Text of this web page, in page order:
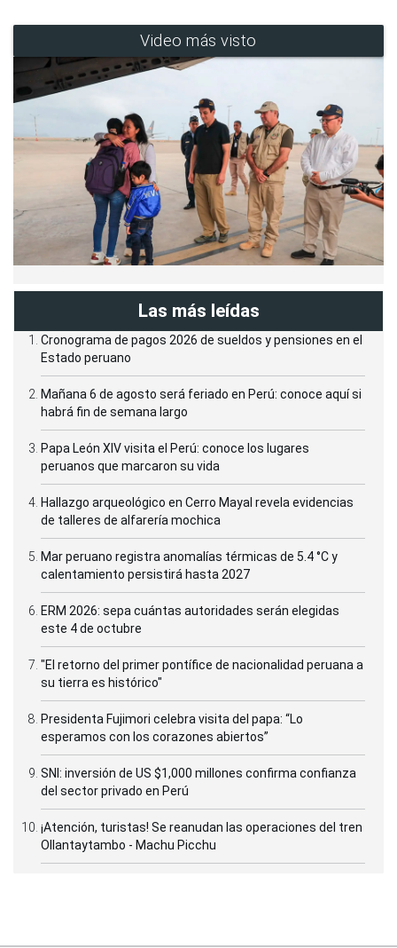
Video más visto
Las más leídas
Cronograma de pagos 2026 de sueldos y pensiones en el
Estado peruano
Mañana 6 de agosto será feriado en Perú: conoce aquí si
habrá fin de semana largo
Papa León XIV visita el Perú: conoce los lugares
peruanos que marcaron su vida
Hallazgo arqueológico en Cerro Mayal revela evidencias
de talleres de alfarería mochica
Mar peruano registra anomalías térmicas de 5.4 °C y
calentamiento persistirá hasta 2027
ERM 2026: sepa cuántas autoridades serán elegidas
este 4 de octubre
"El retorno del primer pontífice de nacionalidad peruana a
su tierra es histórico"
Presidenta Fujimori celebra visita del papa: “Lo
esperamos con los corazones abiertos”
SNI: inversión de US $1,000 millones confirma confianza
del sector privado en Perú
¡Atención, turistas! Se reanudan las operaciones del tren
Ollantaytambo - Machu Picchu